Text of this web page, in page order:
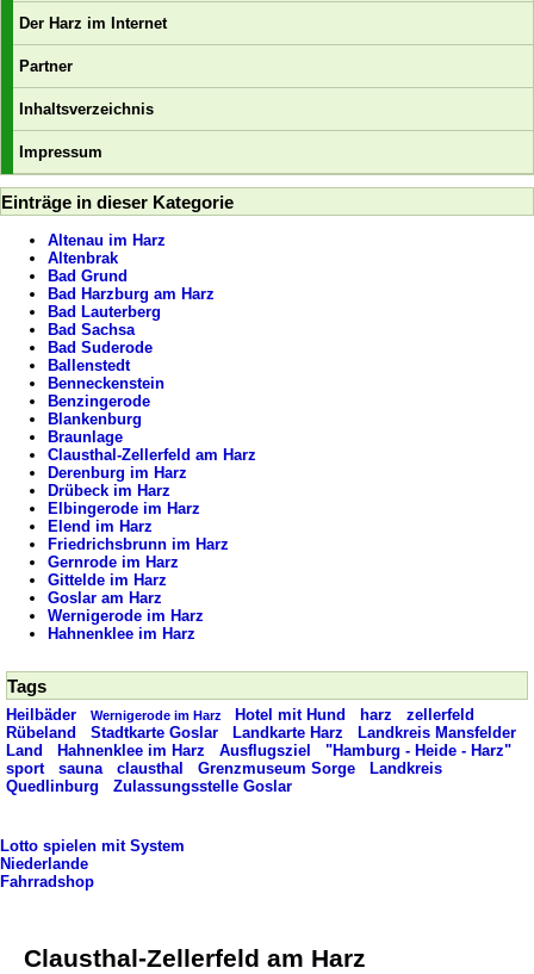
Der Harz im Internet
Partner
Inhaltsverzeichnis
Impressum
Einträge in dieser Kategorie
Altenau im Harz
Altenbrak
Bad Grund
Bad Harzburg am Harz
Bad Lauterberg
Bad Sachsa
Bad Suderode
Ballenstedt
Benneckenstein
Benzingerode
Blankenburg
Braunlage
Clausthal-Zellerfeld am Harz
Derenburg im Harz
Drübeck im Harz
Elbingerode im Harz
Elend im Harz
Friedrichsbrunn im Harz
Gernrode im Harz
Gittelde im Harz
Goslar am Harz
Wernigerode im Harz
Hahnenklee im Harz
Tags
Heilbäder Wernigerode im Harz Hotel mit Hund harz
zellerfeld
Rübeland
Stadtkarte Goslar Landkarte Harz
Landkreis Mansfelder
Land
Hahnenklee im Harz Ausflugsziel
"Hamburg - Heide - Harz"
sport
sauna clausthal Grenzmuseum Sorge
Landkreis
Quedlinburg
Zulassungsstelle Goslar
Lotto spielen mit System
Niederlande
Fahrradshop
Clausthal-Zellerfeld am Harz